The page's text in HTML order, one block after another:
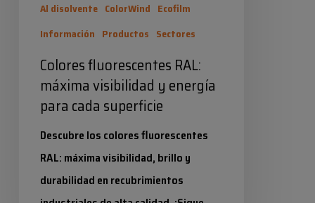
Al disolvente ColorWind Ecofilm
Información Productos Sectores
Colores fluorescentes RAL:
máxima visibilidad y energía
para cada superficie
Descubre los colores fluorescentes
RAL: máxima visibilidad, brillo y
durabilidad en recubrimientos